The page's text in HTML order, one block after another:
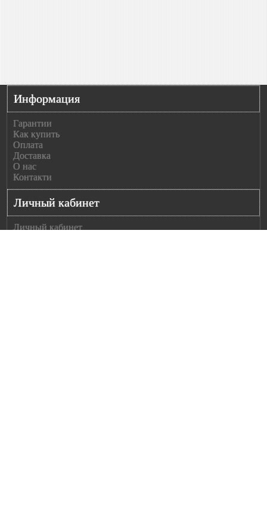
Информация
Гарантии
Как купить
Оплата
Доставка
О нас
Контакти
Личный кабинет
Личный кабинет